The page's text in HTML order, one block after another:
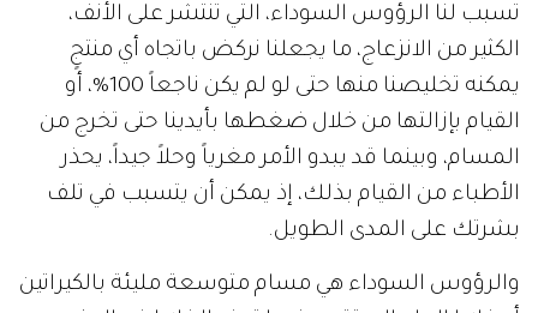
تسبب لنا الرؤوس السوداء، التي تنتشر على الأنف،
الكثير من الانزعاج، ما يجعلنا نركض باتجاه أي منتجٍ
يمكنه تخليصنا منها حتى لو لم يكن ناجعاً 100%، أو
القيام بإزالتها من خلال ضغطها بأيدينا حتى تخرج من
المسام، وبينما قد يبدو الأمر مغرياً وحلاً جيداً، يحذر
الأطباء من القيام بذلك، إذ يمكن أن يتسبب في تلف
بشرتك على المدى الطويل.
والرؤوس السوداء هي مسام متوسعة مليئة بالكيراتين